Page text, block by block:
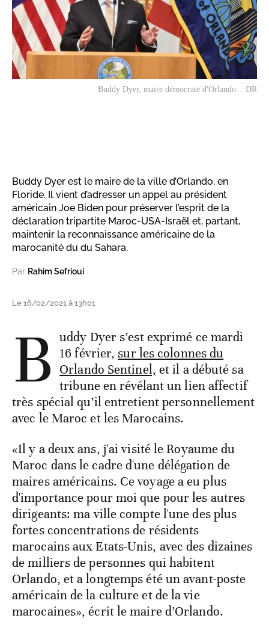
Buddy Dyer, maire démocrate d'Orlando. . DR
Buddy Dyer est le maire de la ville d’Orlando, en
Floride. Il vient d’adresser un appel au président
américain Joe Biden pour préserver l’esprit de la
déclaration tripartite Maroc-USA-Israël et, partant,
maintenir la reconnaissance américaine de la
marocanité du du Sahara.
Par Rahim Sefrioui
Le 16/02/2021 à 13h01
B uddy Dyer s’est exprimé ce mardi
16 février, sur les colonnes du
Orlando Sentinel, et il a débuté sa
tribune en révélant un lien affectif
très spécial qu’il entretient personnellement
avec le Maroc et les Marocains.
«Il y a deux ans, j'ai visité le Royaume du
Maroc dans le cadre d'une délégation de
maires américains. Ce voyage a eu plus
d'importance pour moi que pour les autres
dirigeants: ma ville compte l'une des plus
fortes concentrations de résidents
marocains aux Etats-Unis, avec des dizaines
de milliers de personnes qui habitent
Orlando, et a longtemps été un avant-poste
américain de la culture et de la vie
marocaines», écrit le maire d’Orlando.